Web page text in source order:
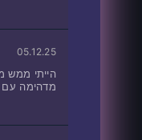
05.12.25
הייתי ממש
מדהימה עם